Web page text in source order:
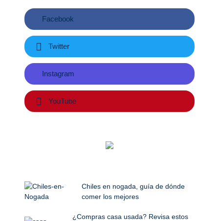
Facebook
Twitter
Instagram
YouTube
Chiles en nogada, guía de dónde
comer los mejores
¿Compras casa usada? Revisa estos